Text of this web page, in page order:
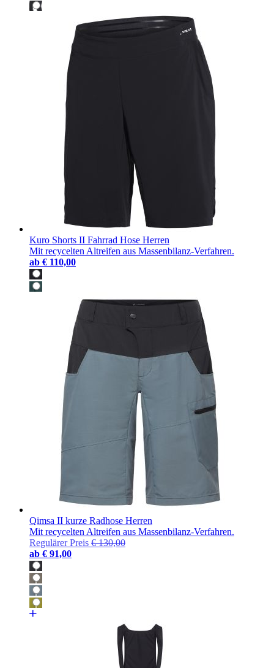
Kuro Shorts II Fahrrad Hose Herren
Mit recycelten Altreifen aus Massenbilanz-Verfahren.
ab € 110,00
Qimsa II kurze Radhose Herren
Mit recycelten Altreifen aus Massenbilanz-Verfahren.
Regulärer Preis € 130,00
ab € 91,00